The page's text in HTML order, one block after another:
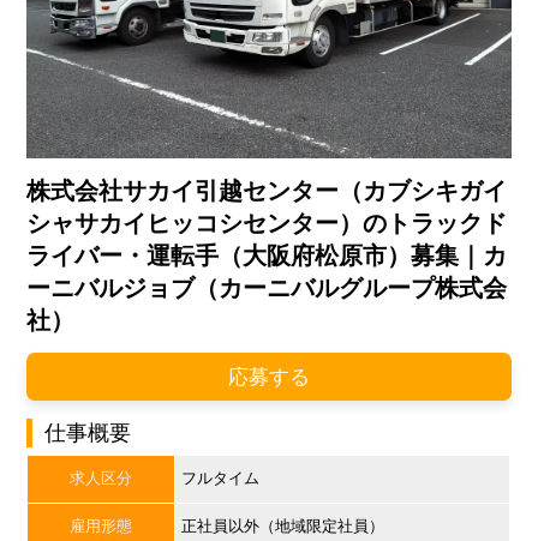
株式会社サカイ引越センター（カブシキガイ
シャサカイヒッコシセンター）のトラックド
ライバー・運転手（大阪府松原市）募集｜カ
ーニバルジョブ（カーニバルグループ株式会
社）
応募する
仕事概要
求人区分 フルタイム
雇用形態 正社員以外（地域限定社員）